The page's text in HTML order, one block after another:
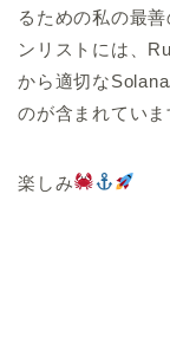
るための私の最
ンリストには、
から適切な
のが含まれていま
楽しみ